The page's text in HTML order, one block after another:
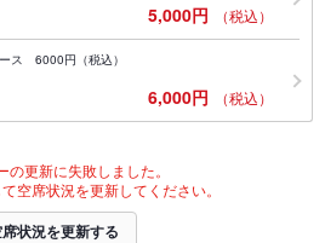
5,000円 （税込）
ス 6000円（税込）
6,000円 （税込）
の更新に失敗しました。
空席状況を更新してください。
状況を更新する